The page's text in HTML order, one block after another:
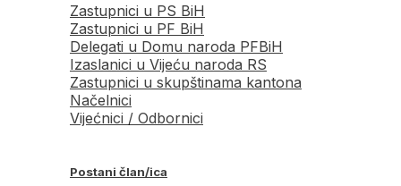
Zastupnici u PS BiH
Zastupnici u PF BiH
Delegati u Domu naroda PFBiH
Izaslanici u Vijeću naroda RS
Zastupnici u skupštinama kantona
Načelnici
Vijećnici / Odbornici
Postani član/ica